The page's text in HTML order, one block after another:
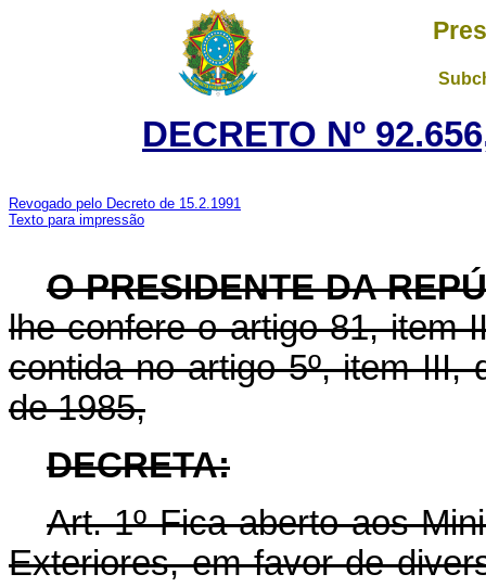
DECRETO Nº
Revogado pelo Decreto de 15.2.1991
Texto para impressão
O PRESIDENTE DA
lhe confere o artigo 81, item
contida no artigo 5º, item III,
de 1985,
DECRETA:
Art. 1º Fica aberto aos
Exteriores, em favor de